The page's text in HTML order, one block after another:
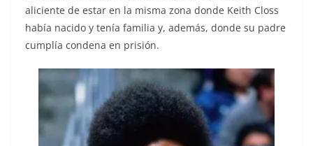
aliciente de estar en la misma zona donde Keith Closs
había nacido y tenía familia y, además, donde su padre
cumplía condena en prisión.